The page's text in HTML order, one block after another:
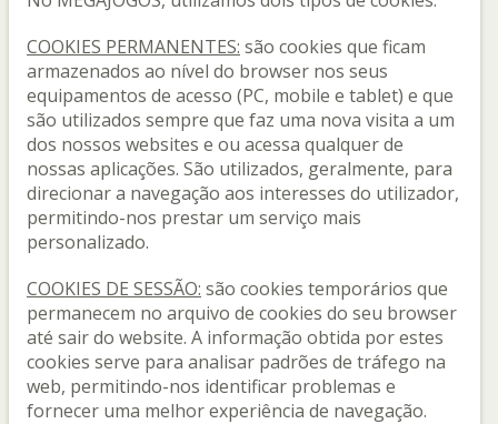
COOKIES PERMANENTES: são cookies que ficam
armazenados ao nível do browser nos seus
equipamentos de acesso (PC, mobile e tablet) e que
são utilizados sempre que faz uma nova visita a um
dos nossos websites e ou acessa qualquer de
nossas aplicações. São utilizados, geralmente, para
direcionar a navegação aos interesses do utilizador,
permitindo-nos prestar um serviço mais
personalizado.
COOKIES DE SESSÃO: são cookies temporários que
permanecem no arquivo de cookies do seu browser
até sair do website. A informação obtida por estes
cookies serve para analisar padrões de tráfego na
web, permitindo-nos identificar problemas e
fornecer uma melhor experiência de navegação.